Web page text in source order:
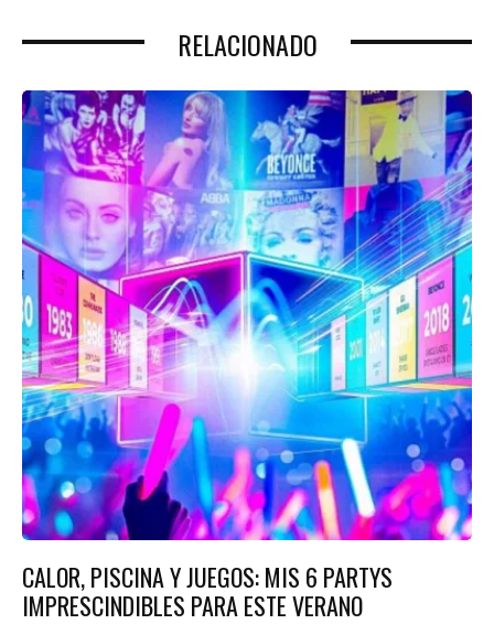
RELACIONADO
CALOR, PISCINA Y JUEGOS: MIS 6 PARTYS
IMPRESCINDIBLES PARA ESTE VERANO